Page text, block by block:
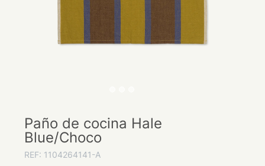
Paño de cocina Hale
Blue/Choco
REF: 1104264141-A